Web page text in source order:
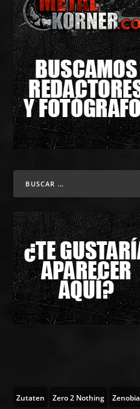
Zutaten Zero 2 Nothing Zenobia